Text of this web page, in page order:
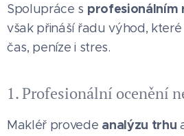
Spolupráce s profesionálním
však přináší řadu výhod,
čas, peníze i stres.
1. Profesionální ocenění
Makléř provede analýzu trhu